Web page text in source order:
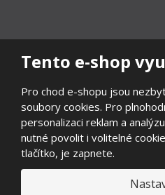
Tento e-shop
Pro chod e-shopu jsou
soubory cookies. Pro
personalizaci reklam a
nutné povolit i volitelné
tlačítko, je zapnete.